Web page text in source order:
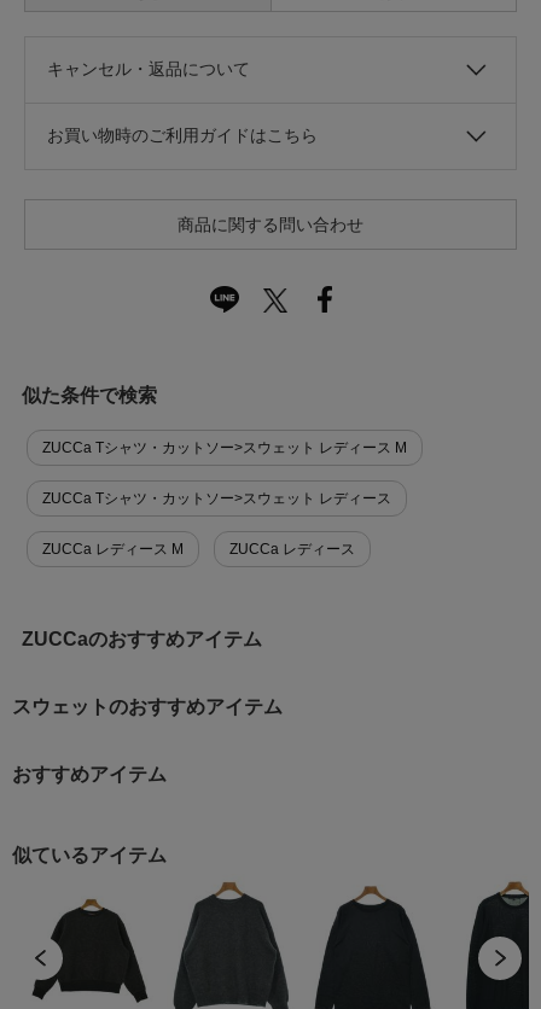
キャンセル・返品について
お買い物時のご利用ガイドはこちら
商品に関する問い合わせ
似た条件で検索
ZUCCa Tシャツ・カットソー>スウェット レディース M
ZUCCa Tシャツ・カットソー>スウェット レディース
ZUCCa レディース M ZUCCa レディース
ZUCCaのおすすめアイテム
スウェットのおすすめアイテム
おすすめアイテム